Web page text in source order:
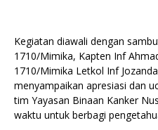
Kegiatan diawali dengan
1710/Mimika, Kapten Inf
1710/Mimika Letkol Inf
menyampaikan apresiasi dan
tim Yayasan Binaan Kanker
waktu untuk berbagi